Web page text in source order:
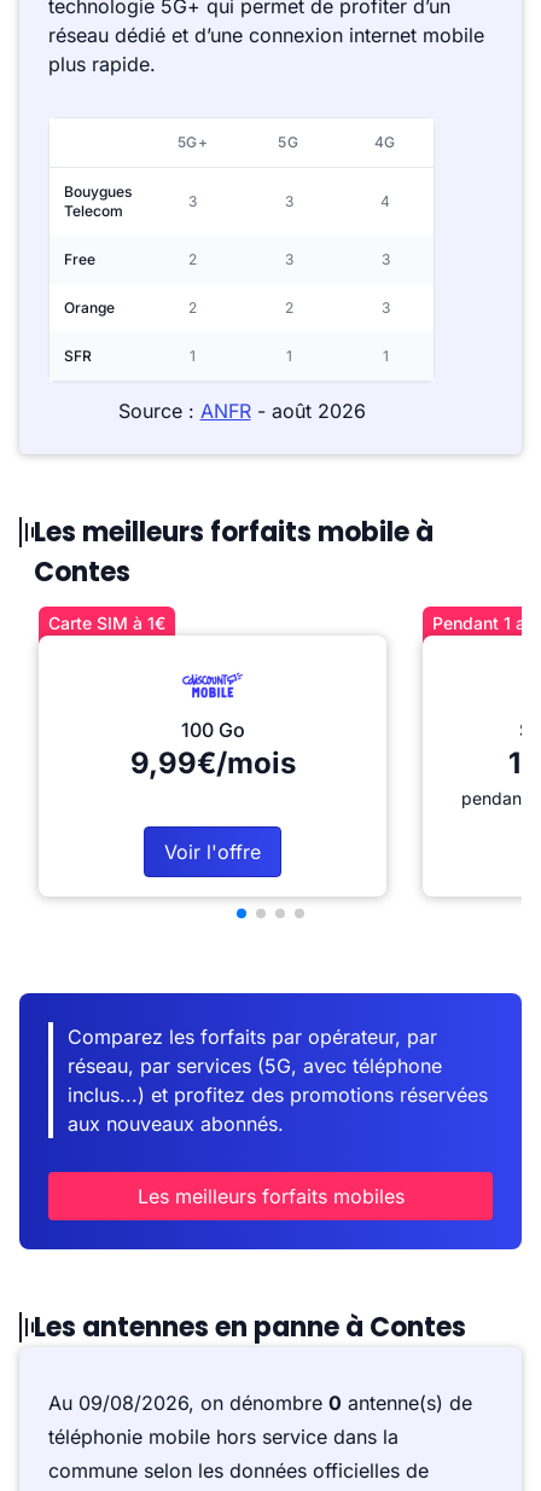
technologie 5G+ qui permet de profiter d’un
réseau dédié et d’une connexion internet mobile
plus rapide.
5G+ 5G 4G
Bouygues
Telecom
3 3 4
Free 2 3 3
Orange 2 2 3
SFR 1 1 1
Source : ANFR- août 2026
Les meilleurs forfaits mobile à
Contes
Carte SIM à 1€
100 Go
9,99€/mois
Voir l'offre
Pendant 1
pendant
Comparez les forfaits par opérateur, par
réseau, par services (5G, avec téléphone
inclus...) et profitez des promotions réservées
aux nouveaux abonnés.
Les meilleurs forfaits mobiles
Les antennes en panne à Contes
Au 09/08/2026, on dénombre 0 antenne(s) de
téléphonie mobile hors service dans la
commune selon les données officielles de